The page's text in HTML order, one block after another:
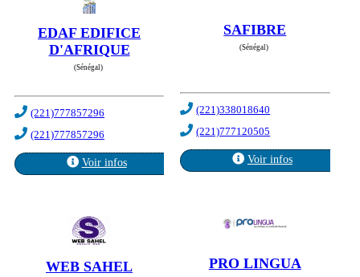
EDAF EDIFICE
D'AFRIQUE
(Sénégal)
(221)777857296
(221)777857296
Voir infos
SAFIBRE
(Sénégal)
(221)338018640
(221)777120505
Voir infos
WEB SAHEL PRO LINGUA